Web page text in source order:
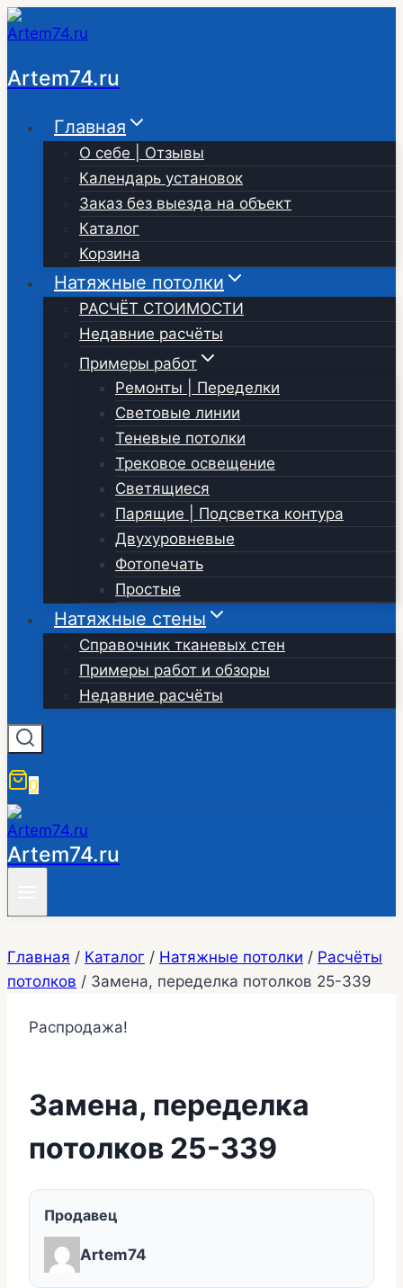
Перейти
к
содержимому
Artem74.ru
Главная
О себе | Отзывы
Календарь установок
Заказ без выезда на объект
Каталог
Корзина
Натяжные потолки
РАСЧЁТ СТОИМОСТИ
Недавние расчёты
Примеры работ
Ремонты | Переделки
Световые линии
Теневые потолки
Трековое освещение
Светящиеся
Парящие | Подсветка контура
Двухуровневые
Фотопечать
Простые
Натяжные стены
Справочник тканевых стен
Примеры работ и обзоры
Недавние расчёты
0
Artem74.ru
Главная / Каталог / Натяжные потолки / Расчёты
потолков / Замена, переделка потолков 25-339
Распродажа!
Замена, переделка
потолков 25-339
Продавец
Artem74